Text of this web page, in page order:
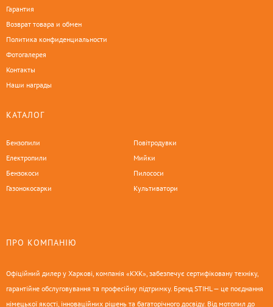
Гарантия
Возврат товара и обмен
Политика конфиденциальности
Фотогалерея
Контакты
Наши награды
КАТАЛОГ
Бензопили
Електропили
Бензокоси
Газонокосарки
Повітродувки
Мийки
Пилососи
Культиватори
ПРО КОМПАНІЮ
Офіційний дилер у Харкові, компанія «КХК», забезпечує сертифіковану техніку,
гарантійне обслуговування та професійну підтримку. Бренд STIHL — це поєднання
німецької якості, інноваційних рішень та багаторічного досвіду. Від мотопил до